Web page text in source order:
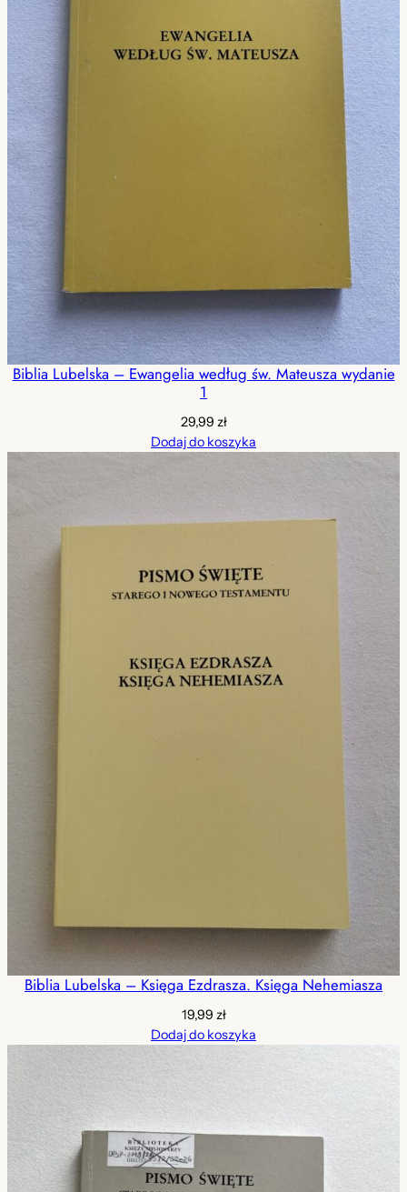
Biblia Lubelska – Ewangelia według św. Mateusza wydanie
1
29,99 zł
Dodaj do koszyka
Biblia Lubelska – Księga Ezdrasza. Księga Nehemiasza
19,99 zł
Dodaj do koszyka